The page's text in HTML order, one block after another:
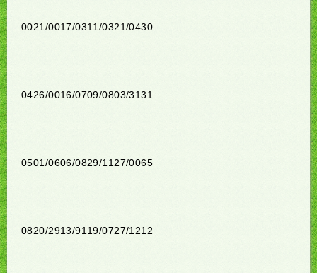
0021/0017/0311/0321/0430
0426/0016/0709/0803/3131
0501/0606/0829/1127/0065
0820/2913/9119/0727/1212